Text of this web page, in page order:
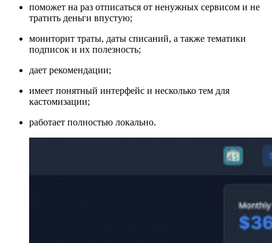
поможет на раз отписаться от ненужных сервисом и не
тратить деньги впустую;
мониторит траты, даты списаний, а также тематики
подписок и их полезность;
дает рекомендации;
имеет понятный интерфейс и несколько тем для
кастомизации;
работает полностью локально.